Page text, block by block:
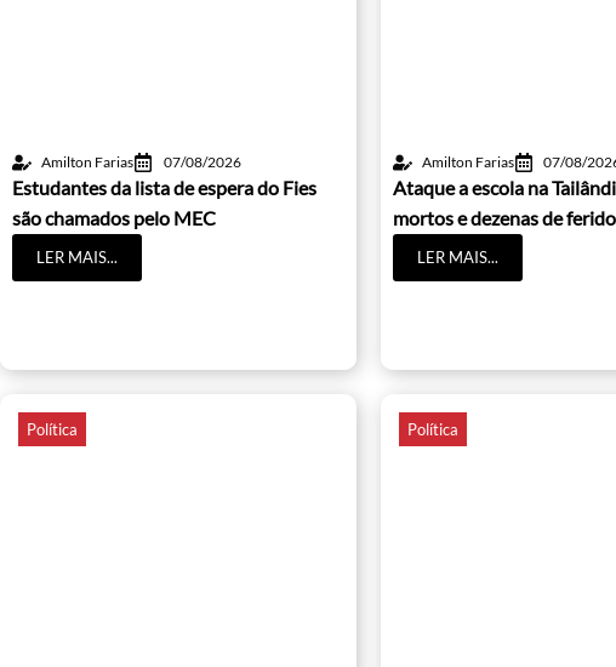
Amilton Farias 07/08/2026
Estudantes da lista de espera do Fies
são chamados pelo MEC
LER MAIS...
Amilton Farias 07/08/
Ataque a escola na
mortos e dezenas de
LER MAIS...
Política Política